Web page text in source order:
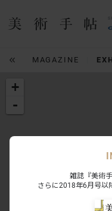
MAGAZINE
+
-
雑誌『美術
さらに2018年6月号以